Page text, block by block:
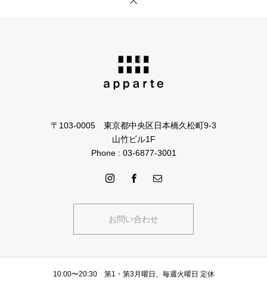
〒103-0005 東京都中央区日本橋久松町9-3
山竹ビル1F
Phone : 03-6877-3001
お問い合わせ
10:00〜20:30 第1・第3月曜日、毎週火曜日 定休